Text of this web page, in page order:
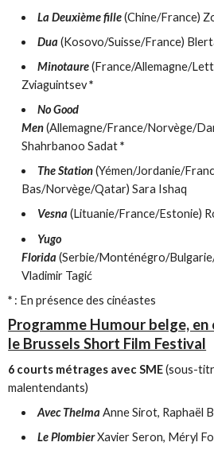
La Deuxième fille(Chine/France)
Dua (Kosovo/Suisse/France)
Minotaure(France/Allemagne/
Zviaguintsev*
No Good
Men(Allemagne/France/Norvège/
Shahrbanoo Sadat*
The Station(Yémen/Jordanie/
Bas/Norvège/Qatar) Sara Ishaq
Vesna (Lituanie/France/Estonie)
Yugo
Florida (Serbie/Monténégro/
Vladimir Tagić
* : En présence des cinéastes
Programme Humour belge,
le Brussels Short Film Festival
6 courts métrages avec SME(sous-
malentendants)
Avec Thelma Anne Sirot, Raphaël
Le PlombierXavier Seron, Méryl